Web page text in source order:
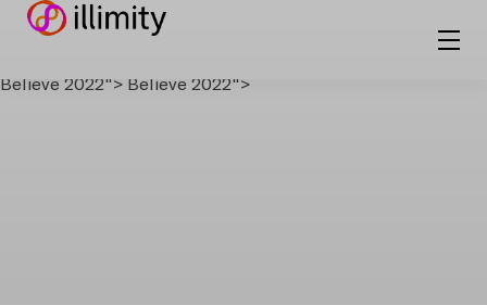
Believe 2022"> Believe 2022">